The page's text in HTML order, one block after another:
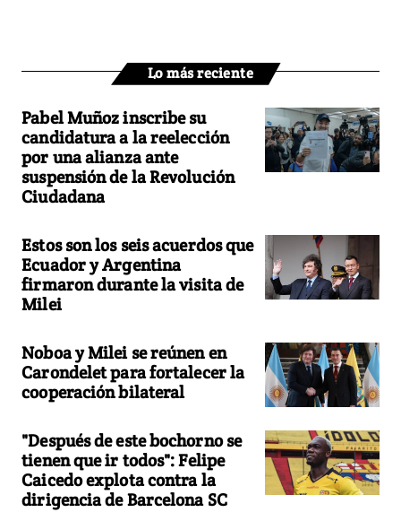
Lo más reciente
Pabel Muñoz inscribe su
candidatura a la reelección
por una alianza ante
suspensión de la Revolución
Ciudadana
Estos son los seis acuerdos que
Ecuador y Argentina
firmaron durante la visita de
Milei
Noboa y Milei se reúnen en
Carondelet para fortalecer la
cooperación bilateral
"Después de este bochorno se
tienen que ir todos": Felipe
Caicedo explota contra la
dirigencia de Barcelona SC